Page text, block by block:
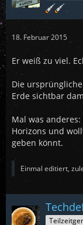
18. Februar 2015
Er weiß zu viel.
Die
Erde sichtbar
Mal was
Horizons und
geben könnt.
Einmal editiert,